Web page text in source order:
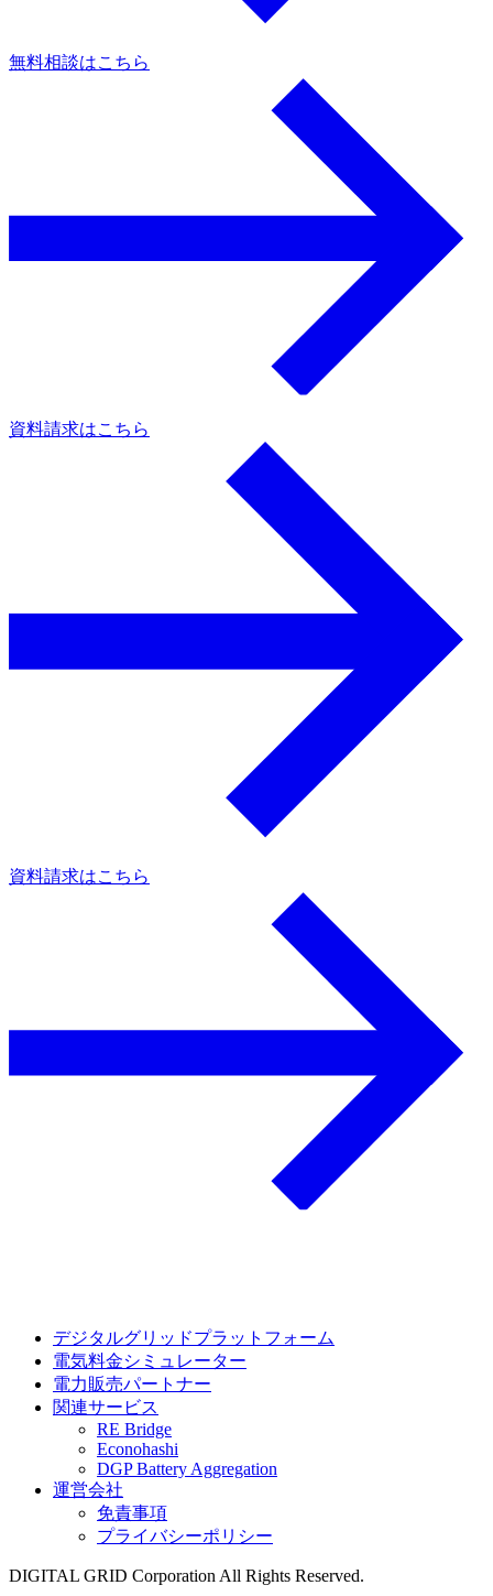
無料相談はこちら
資料請求はこちら
資料請求はこちら
デジタルグリッドプラットフォーム
電気料金シミュレーター
電力販売パートナー
関連サービス
RE Bridge
Econohashi
DGP Battery Aggregation
運営会社
免責事項
プライバシーポリシー
DIGITAL GRID Corporation All Rights Reserved.